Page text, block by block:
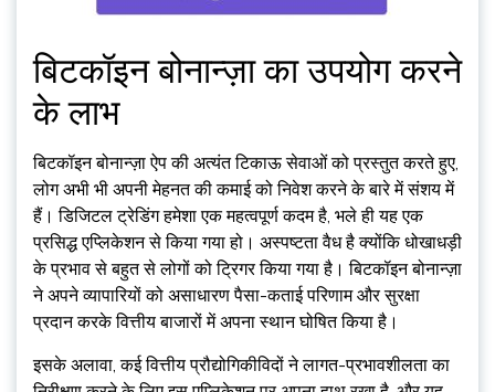
बिटकॉइन बोनान्ज़ा का उपयोग करने
के लाभ
बिटकॉइन बोनान्ज़ा ऐप की अत्यंत टिकाऊ सेवाओं को प्रस्तुत करते हुए,
लोग अभी भी अपनी मेहनत की कमाई को निवेश करने के बारे में संशय में
हैं। डिजिटल ट्रेडिंग हमेशा एक महत्वपूर्ण कदम है, भले ही यह एक
प्रसिद्ध एप्लिकेशन से किया गया हो। अस्पष्टता वैध है क्योंकि धोखाधड़ी
के प्रभाव से बहुत से लोगों को ट्रिगर किया गया है। बिटकॉइन बोनान्ज़ा
ने अपने व्यापारियों को असाधारण पैसा-कताई परिणाम और सुरक्षा
प्रदान करके वित्तीय बाजारों में अपना स्थान घोषित किया है।
इसके अलावा, कई वित्तीय प्रौद्योगिकीविदों ने लागत-प्रभावशीलता का